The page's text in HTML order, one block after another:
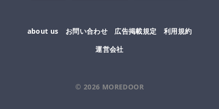
about us お問い合わせ 広告掲載規定
利用規約
運営会社
© 2026 MOREDOOR